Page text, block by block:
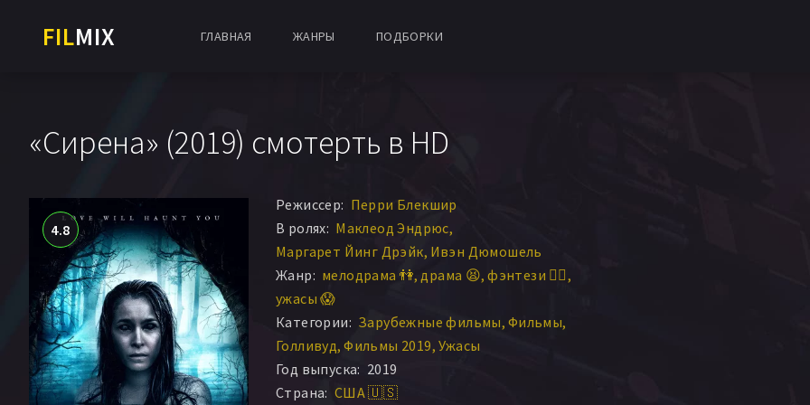
FILMIX ГЛАВНАЯ ЖАНРЫ ПОДБОРКИ
«Сирена» (2019) смотерть в HD
4.8
Режиссер: Перри Блекшир
В ролях: Маклеод Эндрюс
Маргарет Йинг Дрэйк Ивэн Дюмошель
Жанр: мелодрама 👫 драма 😫 фэнтези 🧝‍♂️
ужасы 😱
Категории: Зарубежные фильмы Фильмы
Голливуд Фильмы 2019 Ужасы
Год выпуска: 2019
Страна: США 🇺🇸